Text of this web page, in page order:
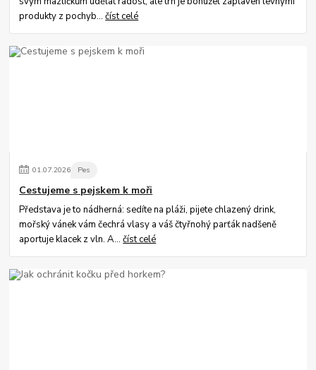
produkty z pochyb...číst celé
01.07.2026 Pes
Cestujeme s pejskem k moři
Představa je to nádherná: sedíte na pláži, pijete chlazený drink,
mořský vánek vám čechrá vlasy a váš čtyřnohý parťák nadšeně
aportuje klacek z vln. A...číst celé